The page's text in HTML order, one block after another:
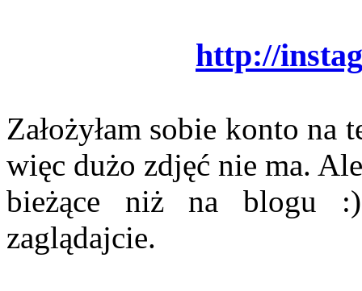
http://
Założyłam sobie konto
więc dużo zdjęć nie ma.
bieżące niż na blogu
zaglądajcie.